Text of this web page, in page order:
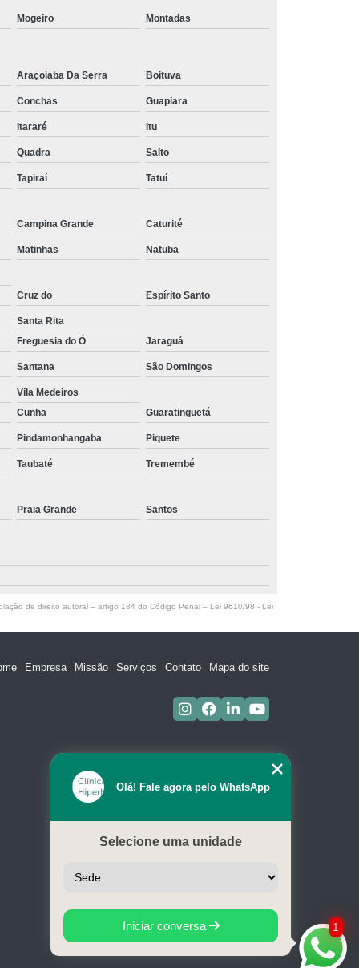
Mogeiro Montadas
Araçoiaba Da Serra Boituva
Conchas Guapiara
Itararé Itu
Quadra Salto
Tapiraí Tatuí
Campina Grande Caturité
Matinhas Natuba
Cruz do Espírito Santo
Santa Rita
Freguesia do Ó Jaraguá
Santana São Domingos
Vila Medeiros
Cunha Guaratinguetá
Pindamonhangaba Piquete
Taubaté Tremembé
Praia Grande Santos
de direito autoral – artigo 184 do Código Penal – Lei 9610/98 - Lei
Empresa Missão Serviços Contato Mapa do site
1
Olá! Fale agora pelo WhatsApp
Selecione uma unidade
Iniciar conversa